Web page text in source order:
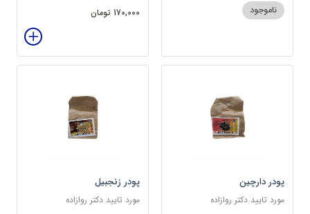
ناموجود 170,000 تومان
پودر دارچین
مورد تایید دکتر روازاده
پودر زنجبیل
مورد تایید دکتر روازاده